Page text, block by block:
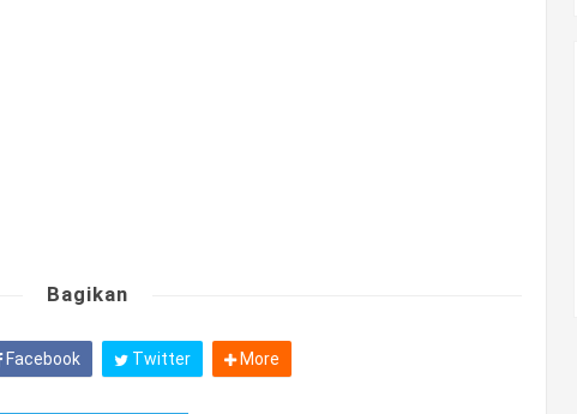
Bagikan
Facebook Twitter More